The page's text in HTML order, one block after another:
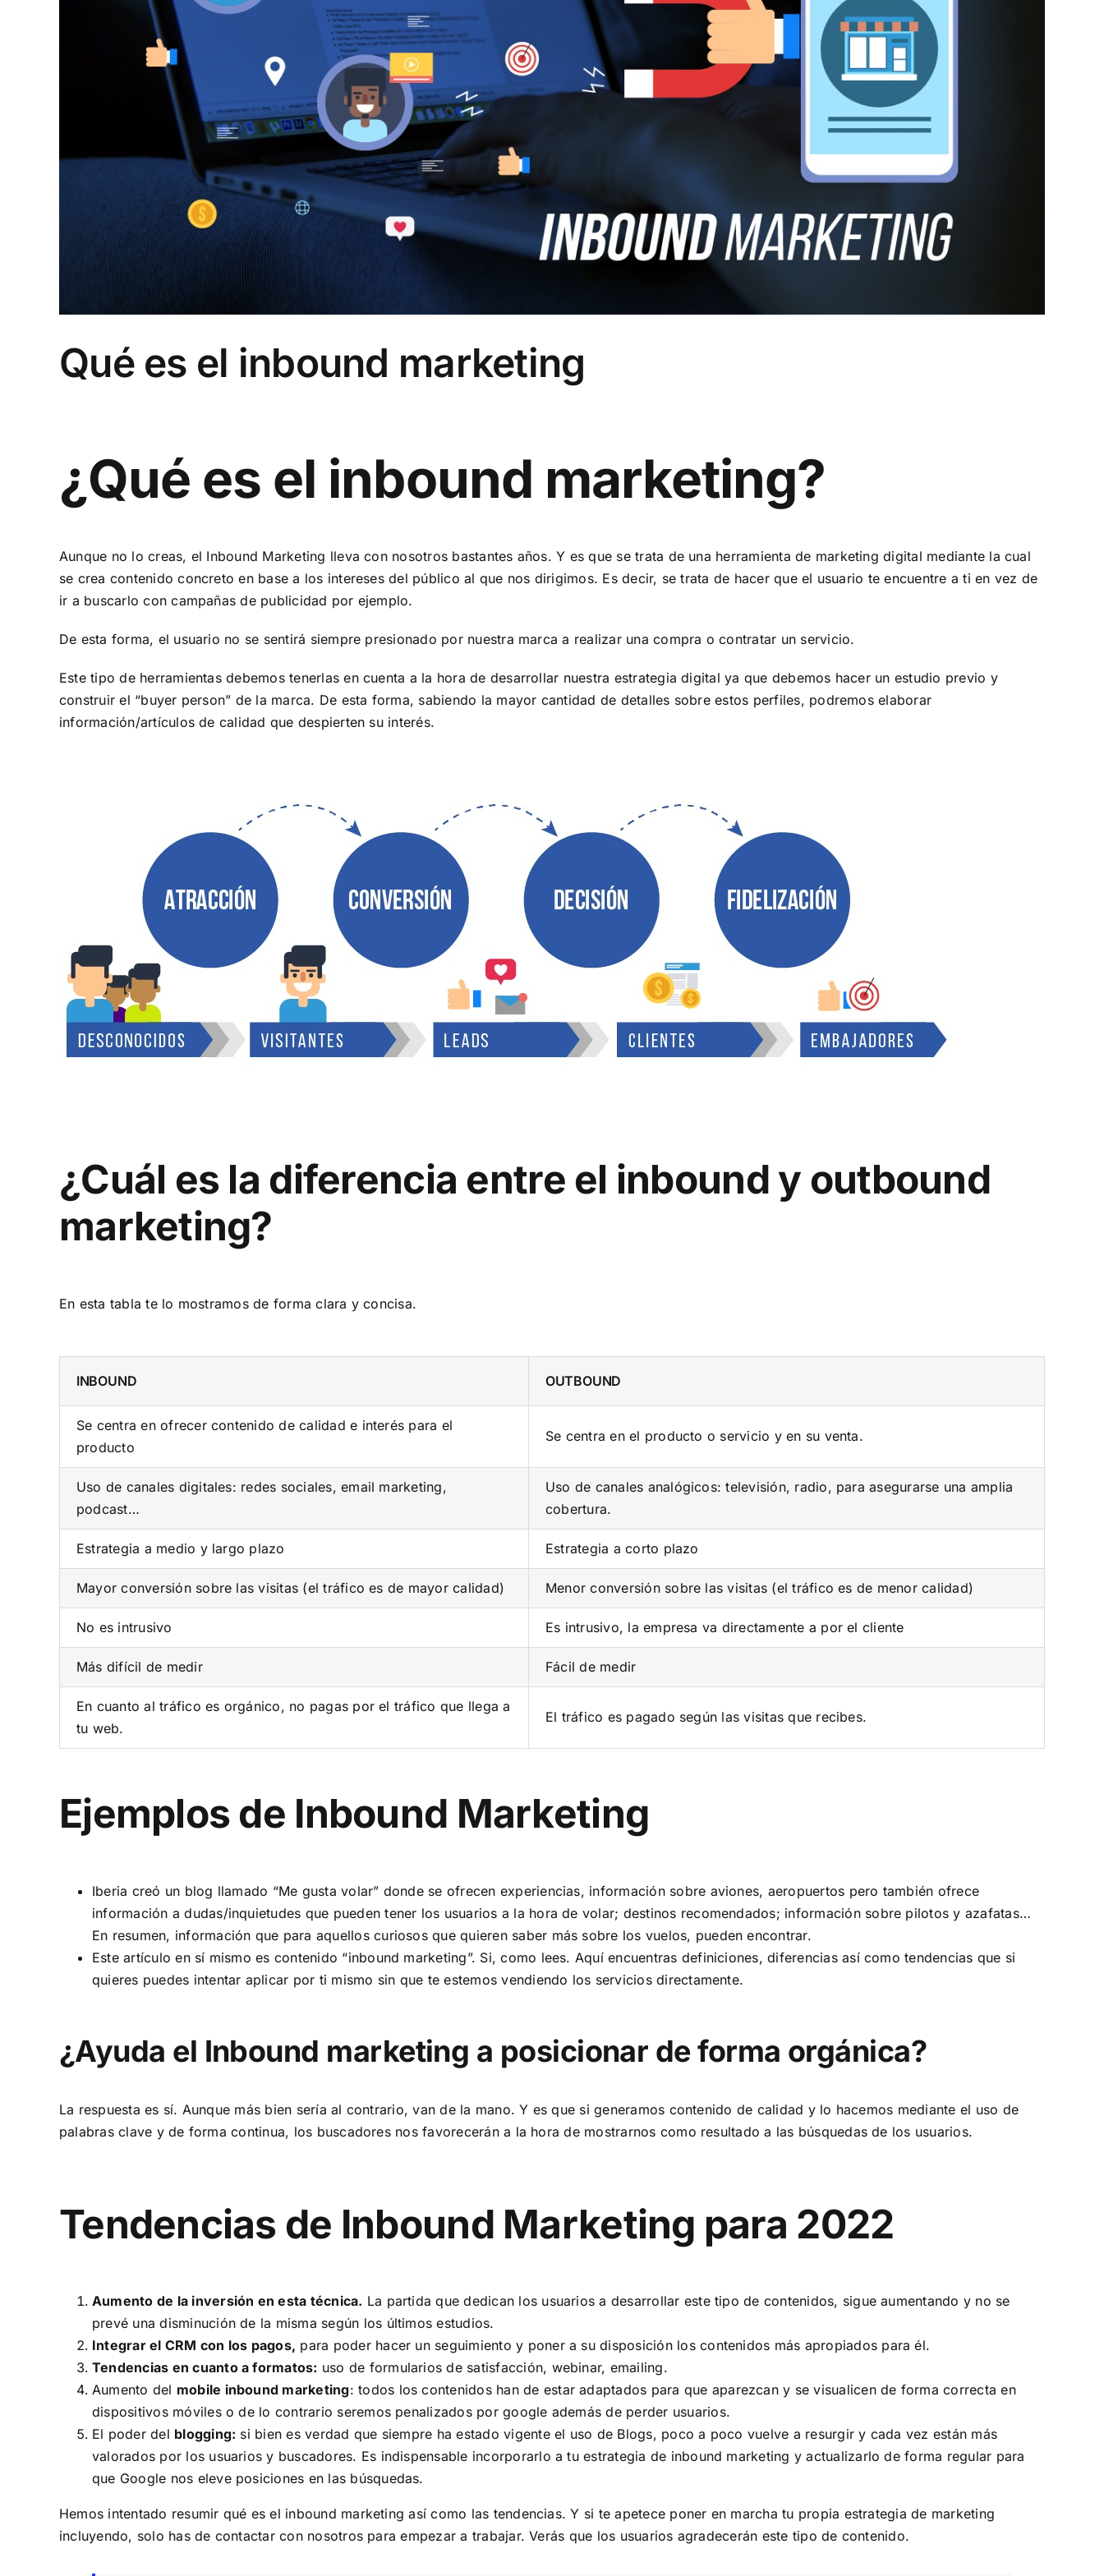
Qué es el inbound marketing
¿Qué es el inbound marketing?
Aunque no lo creas, el Inbound Marketing lleva con nosotros bastantes años. Y es que se trata de una herramienta de marketing digital mediante la cual
se crea contenido concreto en base a los intereses del público al que nos dirigimos. Es decir, se trata de hacer que el usuario te encuentre a ti en vez de
ir a buscarlo con campañas de publicidad por ejemplo.
De esta forma, el usuario no se sentirá siempre presionado por nuestra marca a realizar una compra o contratar un servicio.
Este tipo de herramientas debemos tenerlas en cuenta a la hora de desarrollar nuestra estrategia digital ya que debemos hacer un estudio previo y
construir el “buyer person” de la marca. De esta forma, sabiendo la mayor cantidad de detalles sobre estos perfiles, podremos elaborar
información/artículos de calidad que despierten su interés.
¿Cuál es la diferencia entre el inbound y outbound
marketing?
En esta tabla te lo mostramos de forma clara y concisa.
INBOUND OUTBOUND
Se centra en ofrecer contenido de calidad e interés para el
producto
Se centra en el producto o servicio y en su venta.
Uso de canales digitales: redes sociales, email marketing,
podcast…
Uso de canales analógicos: televisión, radio, para asegurarse una amplia
cobertura.
Estrategia a medio y largo plazo Estrategia a corto plazo
Mayor conversión sobre las visitas (el tráfico es de mayor calidad) Menor conversión sobre las visitas (el tráfico es de menor calidad)
No es intrusivo Es intrusivo, la empresa va directamente a por el cliente
Más difícil de medir Fácil de medir
En cuanto al tráfico es orgánico, no pagas por el tráfico que llega a
tu web.
El tráfico es pagado según las visitas que recibes.
Ejemplos de Inbound Marketing
Iberia creó un blog llamado “Me gusta volar” donde se ofrecen experiencias, información sobre aviones, aeropuertos pero también ofrece
información a dudas/inquietudes que pueden tener los usuarios a la hora de volar; destinos recomendados; información sobre pilotos y azafatas…
En resumen, información que para aquellos curiosos que quieren saber más sobre los vuelos, pueden encontrar.
Este artículo en sí mismo es contenido “inbound marketing”. Si, como lees. Aquí encuentras definiciones, diferencias así como tendencias que si
quieres puedes intentar aplicar por ti mismo sin que te estemos vendiendo los servicios directamente.
¿Ayuda el Inbound marketing a posicionar de forma orgánica?
La respuesta es sí. Aunque más bien sería al contrario, van de la mano. Y es que si generamos contenido de calidad y lo hacemos mediante el uso de
palabras clave y de forma continua, los buscadores nos favorecerán a la hora de mostrarnos como resultado a las búsquedas de los usuarios.
Tendencias de Inbound Marketing para 2022
Aumento de la inversión en esta técnica. La partida que dedican los usuarios a desarrollar este tipo de contenidos, sigue aumentando y no se
prevé una disminución de la misma según los últimos estudios.
Integrar el CRM con los pagos, para poder hacer un seguimiento y poner a su disposición los contenidos más apropiados para él.
Tendencias en cuanto a formatos: uso de formularios de satisfacción, webinar, emailing.
Aumento del mobile inbound marketing: todos los contenidos han de estar adaptados para que aparezcan y se visualicen de forma correcta en
dispositivos móviles o de lo contrario seremos penalizados por google además de perder usuarios.
El poder del blogging: si bien es verdad que siempre ha estado vigente el uso de Blogs, poco a poco vuelve a resurgir y cada vez están más
valorados por los usuarios y buscadores. Es indispensable incorporarlo a tu estrategia de inbound marketing y actualizarlo de forma regular para
que Google nos eleve posiciones en las búsquedas.
Hemos intentado resumir qué es el inbound marketing así como las tendencias. Y si te apetece poner en marcha tu propia estrategia de marketing
incluyendo, solo has de contactar con nosotros para empezar a trabajar. Verás que los usuarios agradecerán este tipo de contenido.